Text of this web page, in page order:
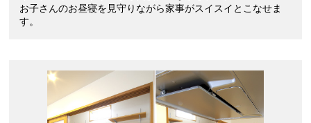
お子さんのお昼寝を見守りながら家事がスイスイとこなせま
す。